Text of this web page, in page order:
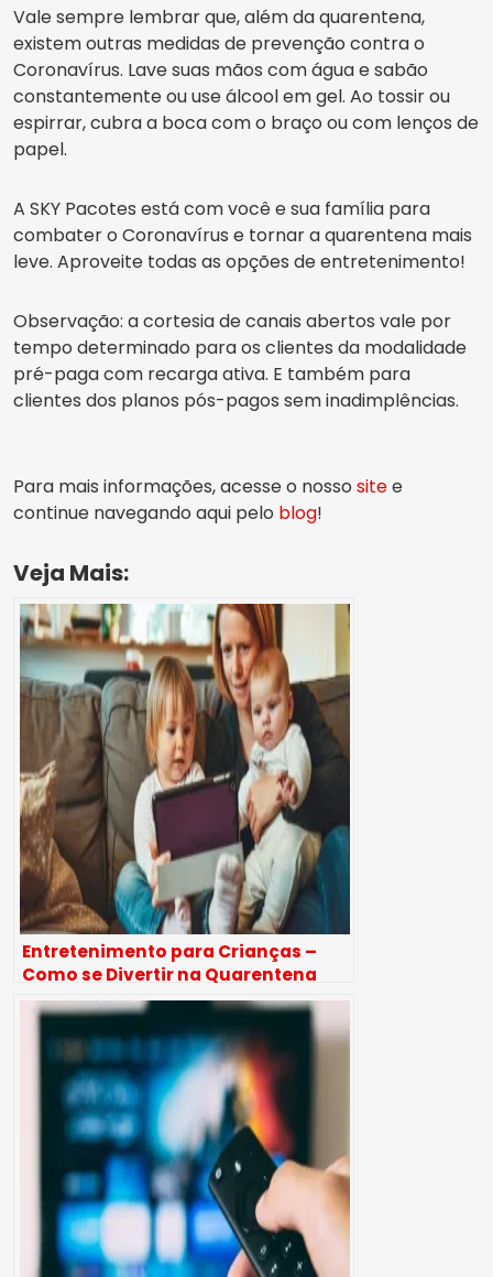
Vale sempre lembrar que, além da quarentena,
existem outras medidas de prevenção contra o
Coronavírus. Lave suas mãos com água e sabão
constantemente ou use álcool em gel. Ao tossir ou
espirrar, cubra a boca com o braço ou com lenços de
papel.
A SKY Pacotes está com você e sua família para
combater o Coronavírus e tornar a quarentena mais
leve. Aproveite todas as opções de entretenimento!
Observação: a cortesia de canais abertos vale por
tempo determinado para os clientes da modalidade
pré-paga com recarga ativa. E também para
clientes dos planos pós-pagos sem inadimplências.
Para mais informações, acesse o nosso sitee
continue navegando aqui pelo blog!
Veja Mais:
Entretenimento para Crianças –
Como se Divertir na Quarentena